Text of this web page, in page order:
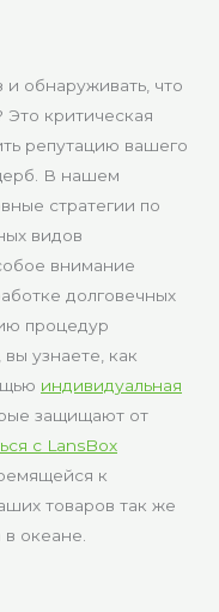
и обнаруживать, что
критическая
репутацию вашего
В нашем
стратегии по
видов
внимание
долговечных
процедур
узнаете, как
индивидуальная
защищают от
с LansBox
к
товаров так же
океане.